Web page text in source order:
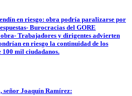
en riesgo: obra podría paralizarse por
Burocracias del GORE
Trabajadores y dirigentes advierten
en riesgo la continuidad de los
100 mil ciudadanos.
señor Joaquín Ramírez: